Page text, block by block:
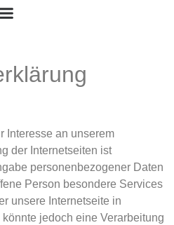
Interesse an unserem
der Internetseiten ist
personenbezogener Daten
Person besondere Services
unsere Internetseite in
jedoch eine Verarbeitung